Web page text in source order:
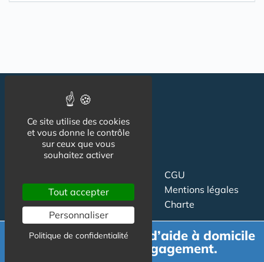
CGU
Mentions légales
Charte
Contact
Proposer un article
Relation presse
Demande de devis d’aide à domicile
gratuit et sans engagement.
Ce site utilise des cookies
et vous donne le contrôle
sur ceux que vous
souhaitez activer
Tout accepter
Personnaliser
Politique de confidentialité